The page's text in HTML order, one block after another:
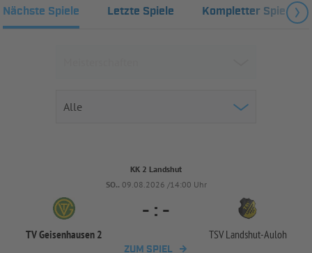
Nächste Spiele Letzte Spiele Kompletter Spielplan
KK 2 Landshut
SO.. 09.08.2026 /14:00 Uhr
TV Geisenhausen 2
- : -
TSV Landshut-Auloh
ZUM SPIEL